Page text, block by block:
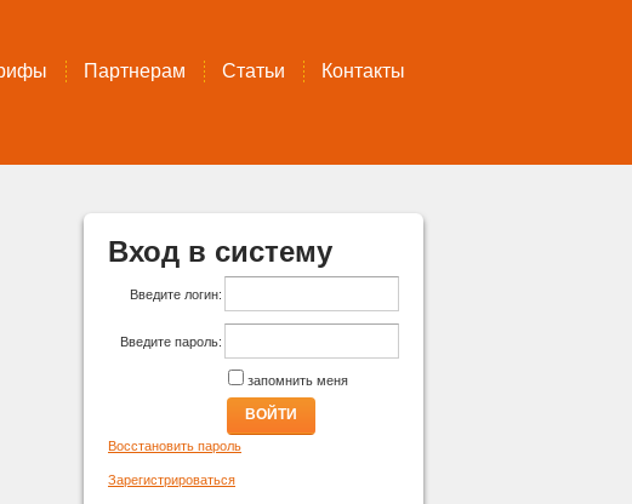
Партнерам Статьи Контакты
Вход в систему
Введите логин:
Введите пароль:
запомнить меня
ВОЙТИ
Восстановить пароль
Зарегистрироваться